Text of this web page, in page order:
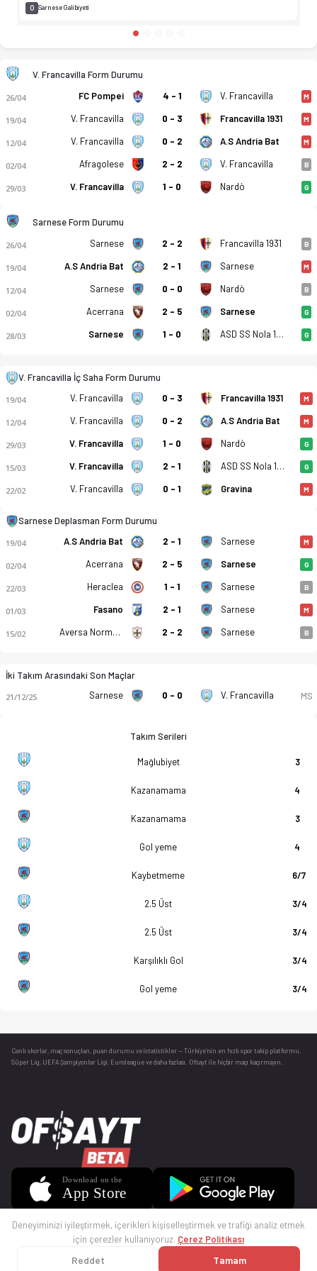
Virtus Francavilla - Asd Polisportiva Sarnese 2-2 bitti. Gol
0 Sarnese Galibiyeti
V. Francavilla Form Durumu
26/04 FC Pompei 4 - 1 V. Francavilla M
19/04 V. Francavilla 0 - 3 Francavilla 1931 M
12/04 V. Francavilla 0 - 2 A.S Andria Bat M
02/04 Afragolese 2 - 2 V. Francavilla B
29/03 V. Francavilla 1 - 0 Nardò G
Sarnese Form Durumu
26/04 Sarnese 2 - 2 Francavilla 1931 B
19/04 A.S Andria Bat 2 - 1 Sarnese M
12/04 Sarnese 0 - 0 Nardò B
02/04 Acerrana 2 - 5 Sarnese G
28/03 Sarnese 1 - 0 ASD SS Nola 1925 G
V. Francavilla İç Saha Form Durumu
19/04 V. Francavilla 0 - 3 Francavilla 1931 M
12/04 V. Francavilla 0 - 2 A.S Andria Bat M
29/03 V. Francavilla 1 - 0 Nardò G
15/03 V. Francavilla 2 - 1 ASD SS Nola 1925 G
22/02 V. Francavilla 0 - 1 Gravina M
Sarnese Deplasman Form Durumu
19/04 A.S Andria Bat 2 - 1 Sarnese M
02/04 Acerrana 2 - 5 Sarnese G
22/03 Heraclea 1 - 1 Sarnese B
01/03 Fasano 2 - 1 Sarnese M
15/02 Aversa Normanna 2 - 2 Sarnese B
İki Takım Arasındaki Son Maçlar
21/12/25 Sarnese 0 - 0 V. Francavilla MS
Takım Serileri
Mağlubiyet 3
Kazanamama 4
Kazanamama 3
Gol yeme 4
Kaybetmeme 6/7
2.5 Üst 3/4
2.5 Üst 3/4
Karşılıklı Gol 3/4
Gol yeme 3/4
Canlı skorlar , maç sonuçları, puan durumu ve istatistikler — Türkiye’nin en hızlı spor takip platformu.
Süper Lig, UEFA Şampiyonlar Ligi, Euroleague ve daha fazlası. Ofsayt ile hiçbir maçı kaçırmayın.
© 2025 Ofsayt
Deneyiminizi iyileştirmek, içerikleri kişiselleştirmek ve trafiği analiz etmek
için çerezler kullanıyoruz. Çerez Politikası
Reddet Tamam